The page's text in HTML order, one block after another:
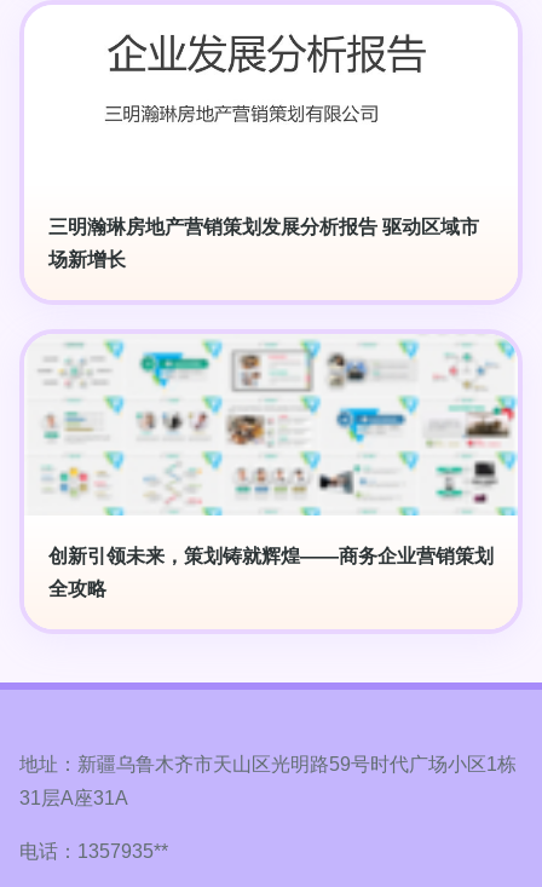
三明瀚琳房地产营销策划发展分析报告 驱动区域市
场新增长
创新引领未来，策划铸就辉煌——商务企业营销策划
全攻略
地址：新疆乌鲁木齐市天山区光明路59号时代广场小区1栋
31层A座31A
电话：1357935**